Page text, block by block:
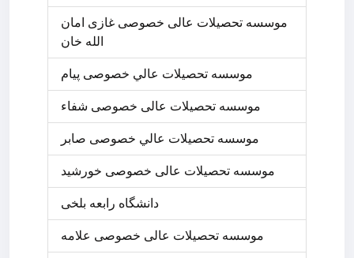
موسسه تحصیلات عالی خصوصی غازی امان
الله خان
موسسه تحصيلات عالي خصوصی پیام
موسسه تحصیلات عالی خصوصی شفاء
موسسه تحصيلات عالي خصوصی صابر
موسسه تحصیلات عالی خصوصی خورشید
دانشگاه رابعه بلخی
موسسه تحصیلات عالی خصوصی علامه